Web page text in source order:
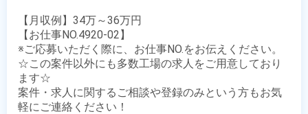
【月収例】34万～36万円
【お仕事NO.4920-02】
※ご応募いただく際に、お仕事NO.をお伝えください。
☆この案件以外にも多数工場の求人をご用意しており
ます☆
案件・求人に関するご相談や登録のみという方もお気
軽にご連絡ください！